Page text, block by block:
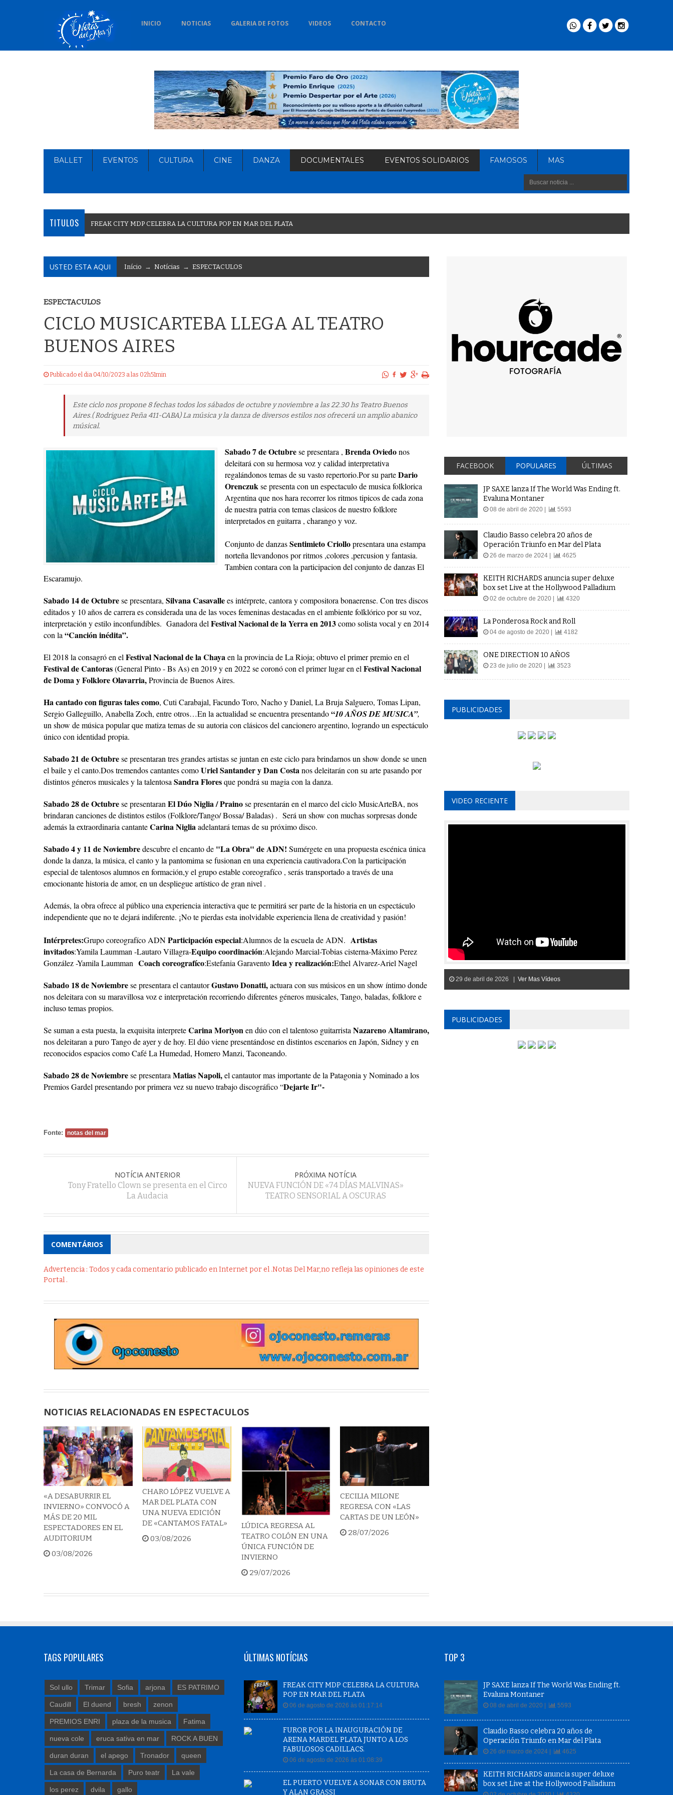
INICIO NOTICIAS GALERIA DE FOTOS VIDEOS CONTACTO
BALLET EVENTOS CULTURA CINE DANZA DOCUMENTALES EVENTOS SOLIDARIOS FAMOSOS MAS
TITULOS FREAK CITY MDP CELEBRA LA CULTURA POP EN MAR DEL PLATA
USTED ESTA AQUI Início → Notícias → ESPECTACULOS
ESPECTACULOS
CICLO MUSICARTEBA LLEGA AL TEATRO
BUENOS AIRES
Publicado el dia 04/10/2023 a las 02h51min
Este ciclo nos propone 8 fechas todos los sábados de octubre y noviembre a las 22.30 hs Teatro Buenos
Aires.( Rodriguez Peña 411-CABA) La música y la danza de diversos estilos nos ofrecerá un amplio abanico
músical.
Sabado 7 de Octubrese presentara , Brenda Oviedonos
deleitará con su hermosa voz y calidad interpretativa
regalándonos temas de su vasto repertorio.Por su parteDario
Orenczukse presenta con un espectaculo de musica folklorica
Argentina que nos hara recorrer los ritmos tipicos de cada zona
de nuestra patria con temas clasicos de nuestro folklore
interpretados en guitarra , charango y voz.
Conjunto de danzasSentimieto Criollopresentara una estampa
norteña llevandonos por ritmos ,colores ,percusion y fantasia.
Tambien contara con la participacion del conjunto de danzas El
Escaramujo.
Sabado 14 de Octubrese presentara, Silvana Casavallees intérprete, cantora y compositora bonaerense. Con tres discos
editados y 10 años de carrera es considerada una de las voces femeninas destacadas en el ambiente folklórico por su voz,
interpretación y estilo inconfundibles. Ganadora delFestival Nacional de la Yerra en 2013como solista vocal y en 2014
con la“Canción inédita”.
El 2018 la consagró en elFestival Nacional de la Chayaen la provincia de La Rioja; obtuvo el primer premio en el
Festival de Cantoras(General Pinto - Bs As) en 2019 y en 2022 se coronó con el primer lugar en elFestival Nacional
de Doma y Folklore Olavarria,Provincia de Buenos Aires.
Ha cantado con figuras tales como, Cuti Carabajal, Facundo Toro, Nacho y Daniel, La Bruja Salguero, Tomas Lipan,
Sergio Galleguillo, Anabella Zoch, entre otros…En la actualidad se encuentra presentando“10 AÑOS DE MUSICA”,
un show de música popular que matiza temas de su autoria con clásicos del cancionero argentino, logrando un espectáculo
único con identidad propia.
Sabado 21 de Octubrese presentaran tres grandes artistas se juntan en este ciclo para brindarnos un show donde se unen
el baile y el canto.Dos tremendos cantantes comoUriel Santander y Dan Costanos deleitarán con su arte pasando por
distintos géneros musicales y la talentosaSandra Floresque pondrá su magia con la danza.
Sabado 28 de Octubrese presentaranEl Dúo Niglia / Prainose presentarán en el marco del ciclo MusicArteBA, nos
brindaran canciones de distintos estilos (Folklore/Tango/ Bossa/ Baladas) . Será un show con muchas sorpresas donde
además la extraordinaria cantanteCarina Nigliaadelantará temas de su próximo disco.
Sabado 4 y 11 de Noviembredescubre el encanto de "La Obra" de ADN! Sumérgete en una propuesta escénica única
donde la danza, la música, el canto y la pantomima se fusionan en una experiencia cautivadora.Con la participación
especial de talentosos alumnos en formación,y el grupo estable coreografíco , serás transportado a través de una
emocionante historia de amor, en un despliegue artístico de gran nivel .
Además, la obra ofrece al público una experiencia interactiva que te permitirá ser parte de la historia en un espectáculo
independiente que no te dejará indiferente. ¡No te pierdas esta inolvidable experiencia llena de creatividad y pasión!
Intérpretes:Grupo coreografíco ADNParticipación especial:Alumnos de la escuela de ADN. Artistas
invitados:Yamila Laumman -Lautaro Villagra-Equipo coordinación:Alejando Marcial-Tobias cisterna-Máximo Perez
González -Yamila Laumman Coach coreografíco:Estefania GaraventoIdea y realización:Ethel Alvarez-Ariel Nagel
Sabado 18 de Noviembrese presentara el cantautorGustavo Donatti,actuara con sus músicos en un show íntimo donde
nos deleitara con su maravillosa voz e interpretación recorriendo diferentes géneros musicales, Tango, baladas, folklore e
incluso temas propios.
Se suman a esta puesta, la exquisita interpreteCarina Moriyonen dúo con el talentoso guitarristaNazareno Altamirano,
nos deleitaran a puro Tango de ayer y de hoy. El dúo viene presentándose en distintos escenarios en Japón, Sidney y en
reconocidos espacios como Café La Humedad, Homero Manzi, Taconeando.
Sabado 28 de Noviembrese presentaraMatias Napoli,el cantautor mas importante de la Patagonia y Nominado a los
Premios Gardel presentando por primera vez su nuevo trabajo discográfico “Dejarte Ir"-
Fonte: notas del mar
NOTÍCIA ANTERIOR
Tony Fratello Clown se presenta en el Circo
La Audacia
PRÓXIMA NOTÍCIA
NUEVA FUNCIÓN DE «74 DÍAS MALVINAS»
TEATRO SENSORIAL A OSCURAS
COMENTÁRIOS
Advertencia : Todos y cada comentario publicado en Internet por el .Notas Del Mar,no refleja las opiniones de este
Portal .
NOTICIAS RELACIONADAS EN ESPECTACULOS
«A DESABURRIR EL
INVIERNO» CONVOCÓ A
MÁS DE 20 MIL
ESPECTADORES EN EL
AUDITORIUM
03/08/2026
CHARO LÓPEZ VUELVE A
MAR DEL PLATA CON
UNA NUEVA EDICIÓN
DE «CANTAMOS FATAL»
03/08/2026
LÚDICA REGRESA AL
TEATRO COLÓN EN UNA
ÚNICA FUNCIÓN DE
INVIERNO
29/07/2026
CECILIA MILONE
REGRESA CON «LAS
CARTAS DE UN LEÓN»
28/07/2026
FACEBOOK POPULARES ÚLTIMAS
JP SAXE lanza If The World Was Ending ft.
Evaluna Montaner
08 de abril de 2020 | 5593
Claudio Basso celebra 20 años de
Operación Triunfo en Mar del Plata
26 de marzo de 2024 | 4625
KEITH RICHARDS anuncia super deluxe
box set Live at the Hollywood Palladium
02 de octubre de 2020 | 4320
La Ponderosa Rock and Roll
04 de agosto de 2020 | 4182
ONE DIRECTION 10 AÑOS
23 de julio de 2020 | 3523
PUBLICIDADES
VIDEO RECIENTE
29 de abril de 2026 | Ver Mas Vídeos
PUBLICIDADES
TAGS POPULARES
Sol ullo Trimar Sofia arjona ES PATRIMO
Caudill El duend bresh zenon
PREMIOS ENRI plaza de la musica Fatima
nueva cole eruca sativa en mar ROCK A BUEN
duran duran el apego Tronador queen
La casa de Bernarda Puro teatr La vale
los perez dvila gallo
ÚLTIMAS NOTÍCIAS
FREAK CITY MDP CELEBRA LA CULTURA
POP EN MAR DEL PLATA
06 de agosto de 2026 às 01:17:14
FUROR POR LA INAUGURACIÓN DE
ARENA MARDEL PLATA JUNTO A LOS
FABULOSOS CADILLACS.
06 de agosto de 2026 às 01:08:39
EL PUERTO VUELVE A SONAR CON BRUTA
Y ALAN GRASSI
TOP 3
JP SAXE lanza If The World Was Ending ft.
Evaluna Montaner
08 de abril de 2020 | 5593
Claudio Basso celebra 20 años de
Operación Triunfo en Mar del Plata
26 de marzo de 2024 | 4625
KEITH RICHARDS anuncia super deluxe
box set Live at the Hollywood Palladium